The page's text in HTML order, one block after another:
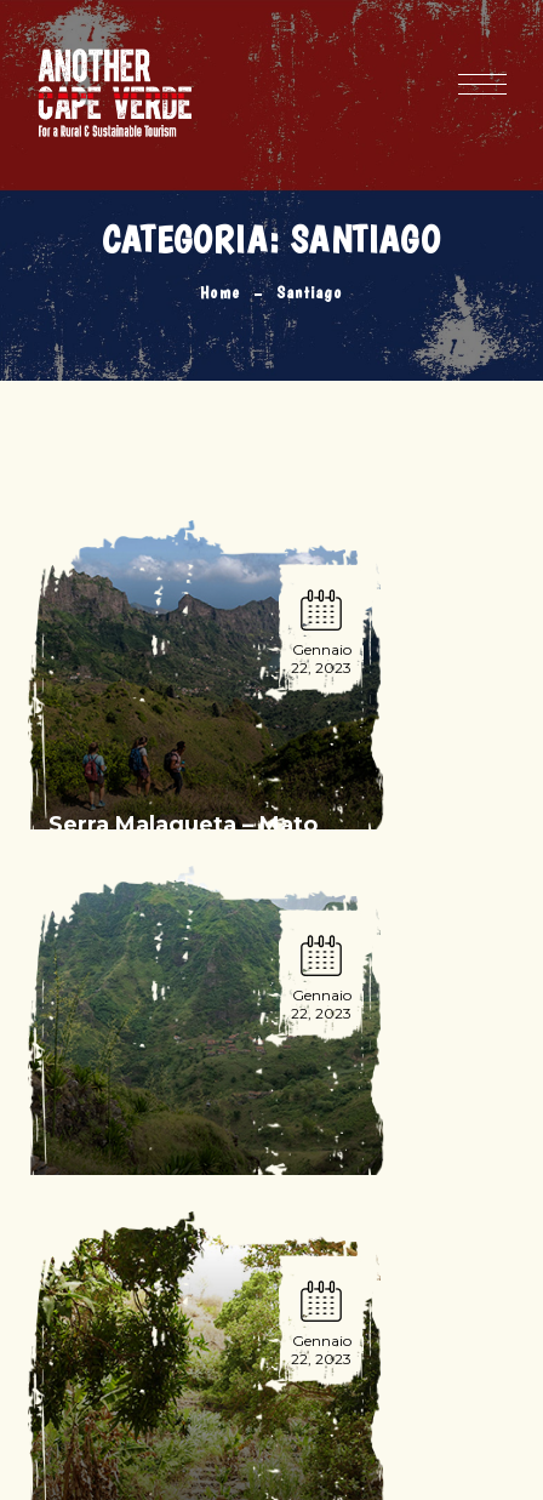
CATEGORIA:SANTIAGO
Home Santiago
Gennaio
22, 2023
Serra Malagueta – Mato
Dentro – Principal
Read More
Gennaio
22, 2023
Serra Malagueta – Lagoa
Read More
Gennaio
22, 2023